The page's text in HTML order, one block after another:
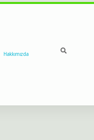
Hakkımızda